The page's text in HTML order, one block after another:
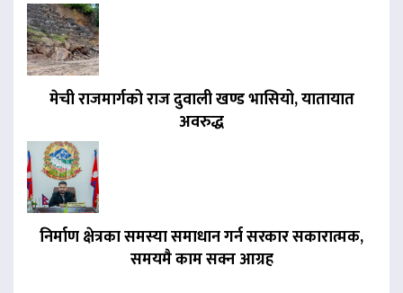
मेची राजमार्गको राज दुवाली खण्ड भासियो, यातायात
अवरुद्ध
निर्माण क्षेत्रका समस्या समाधान गर्न सरकार सकारात्मक,
समयमै काम सक्न आग्रह